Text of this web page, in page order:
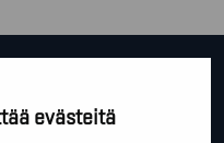
evästeitä